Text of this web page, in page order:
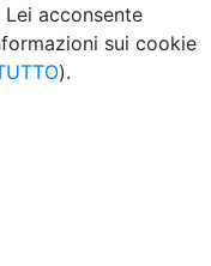
Lei acconsente
sui cookie
).